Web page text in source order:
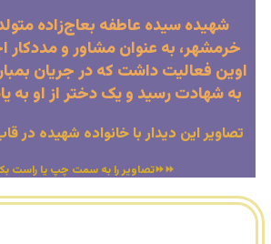
خرمشهر، به عنوان مشاور و مددکار
اوین فعالیت داشت که در جریان
به شهادت رسید و یک دختر از او به
تصاویر این دیدار با خانواده شهیده در
⏩⏩تصاویر را به سمت چپ یا راست